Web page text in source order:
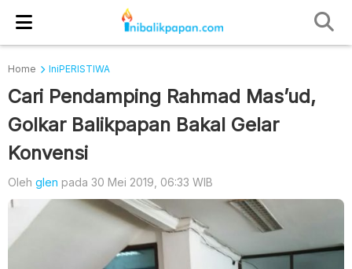
Home IniPERISTIWA
Cari Pendamping Rahmad Mas’ud,
Golkar Balikpapan Bakal Gelar
Konvensi
Oleh glen pada 30 Mei 2019, 06:33 WIB